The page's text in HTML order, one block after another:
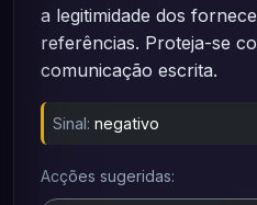
a legitimidade dos
referências. Proteja-se
comunicação escrita.
Sinal: negativo
Acções sugeridas: